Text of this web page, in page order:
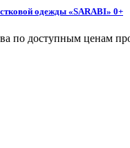
одежды «SARABI» 0+
по доступным ценам